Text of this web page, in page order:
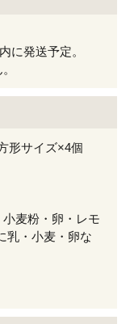
に発送予定。
形サイズ×4個
麦粉・卵・レモ
乳・小麦・卵な